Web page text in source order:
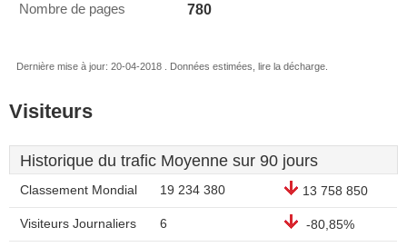
Nombre de pages 780
Dernière mise à jour: 20-04-2018 . Données estimées, lire la décharge.
Visiteurs
Historique du trafic Moyenne sur 90 jours
Classement Mondial 19 234 380 13 758 850
Visiteurs Journaliers 6 -80,85%